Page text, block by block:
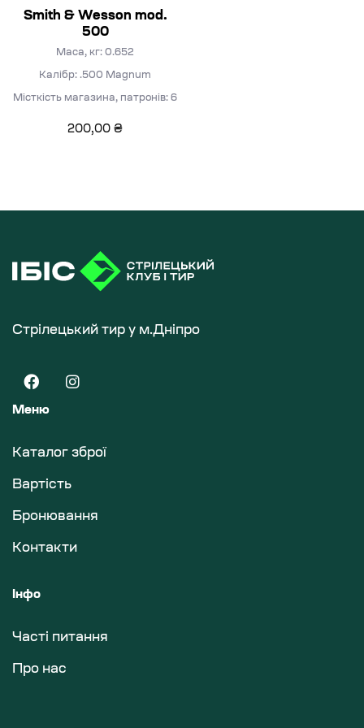
Smith & Wesson mod.
500
Маса, кг: 0.652
Калібр: .500 Magnum
Місткість магазина, патронів: 6
200,00 ₴
Стрілецький тир у м.Дніпро
Меню
Каталог зброї
Вартість
Бронювання
Контакти
Інфо
Часті питання
Про нас